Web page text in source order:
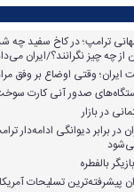
ترامپ؛ در کاخ سفید چه شد
چیز نگرانند؟/ایران
وقتی اوضاع بر وفق
در بازار
در برابر دیوانگی ادامه‌دار
بالفطره
پیشرفته‌ترین تسلیحات آمریکا